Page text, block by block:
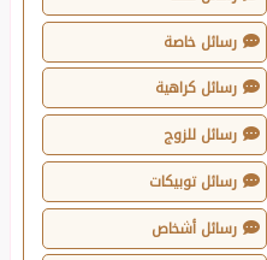
رسائل خاصة
رسائل كراهية
رسائل للزوج
رسائل توبيكات
رسائل أشخاص